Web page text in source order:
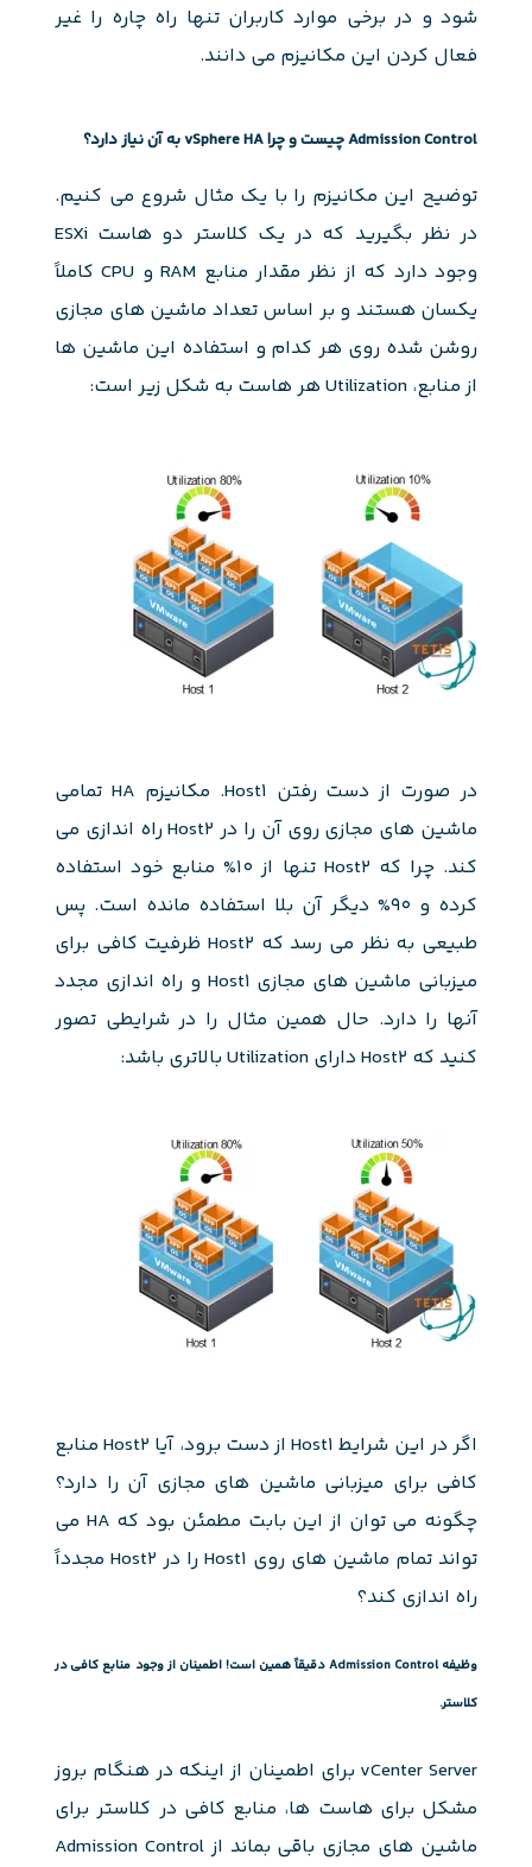
شود و در برخی موارد کاربران تنها راه چاره را غیر
فعال کردن این مکانیزم می دانند.
Admission Control چیست و چرا vSphere HA به آن نیاز دارد؟
توضیح این مکانیزم را با یک مثال شروع می کنیم.
در نظر بگیرید که در یک کلاستر دو هاست ESXi
وجود دارد که از نظر مقدار منابع RAM و CPU کاملاً
یکسان هستند و بر اساس تعداد ماشین های مجازی
روشن شده روی هر کدام و استفاده این ماشین ها
از منابع، Utilization هر هاست به شکل زیر است:
در صورت از دست رفتن Host1. مکانیزم HA تمامی
ماشین های مجازی روی آن را در Host2 راه اندازی می
کند. چرا که Host2 تنها از 10% منابع خود استفاده
کرده و 90% دیگر آن بلا استفاده مانده است. پس
طبیعی به نظر می رسد که Host2 ظرفیت کافی برای
میزبانی ماشین های مجازی Host1 و راه اندازی مجدد
آنها را دارد. حال همین مثال را در شرایطی تصور
کنید که Host2 دارای Utilization بالاتری باشد:
اگر در این شرایط Host1 از دست برود، آیا Host2 منابع
کافی برای میزبانی ماشین های مجازی آن را دارد؟
چگونه می توان از این بابت مطمئن بود که HA می
تواند تمام ماشین های روی Host1 را در Host2 مجدداً
راه اندازی کند؟
وظیفه Admission Control دقیقاً همین است! اطمینان از وجود منابع کافی در
کلاستر.
vCenter Server برای اطمینان از اینکه در هنگام بروز
مشکل برای هاست ها، منابع کافی در کلاستر برای
ماشین های مجازی باقی بماند از Admission Control